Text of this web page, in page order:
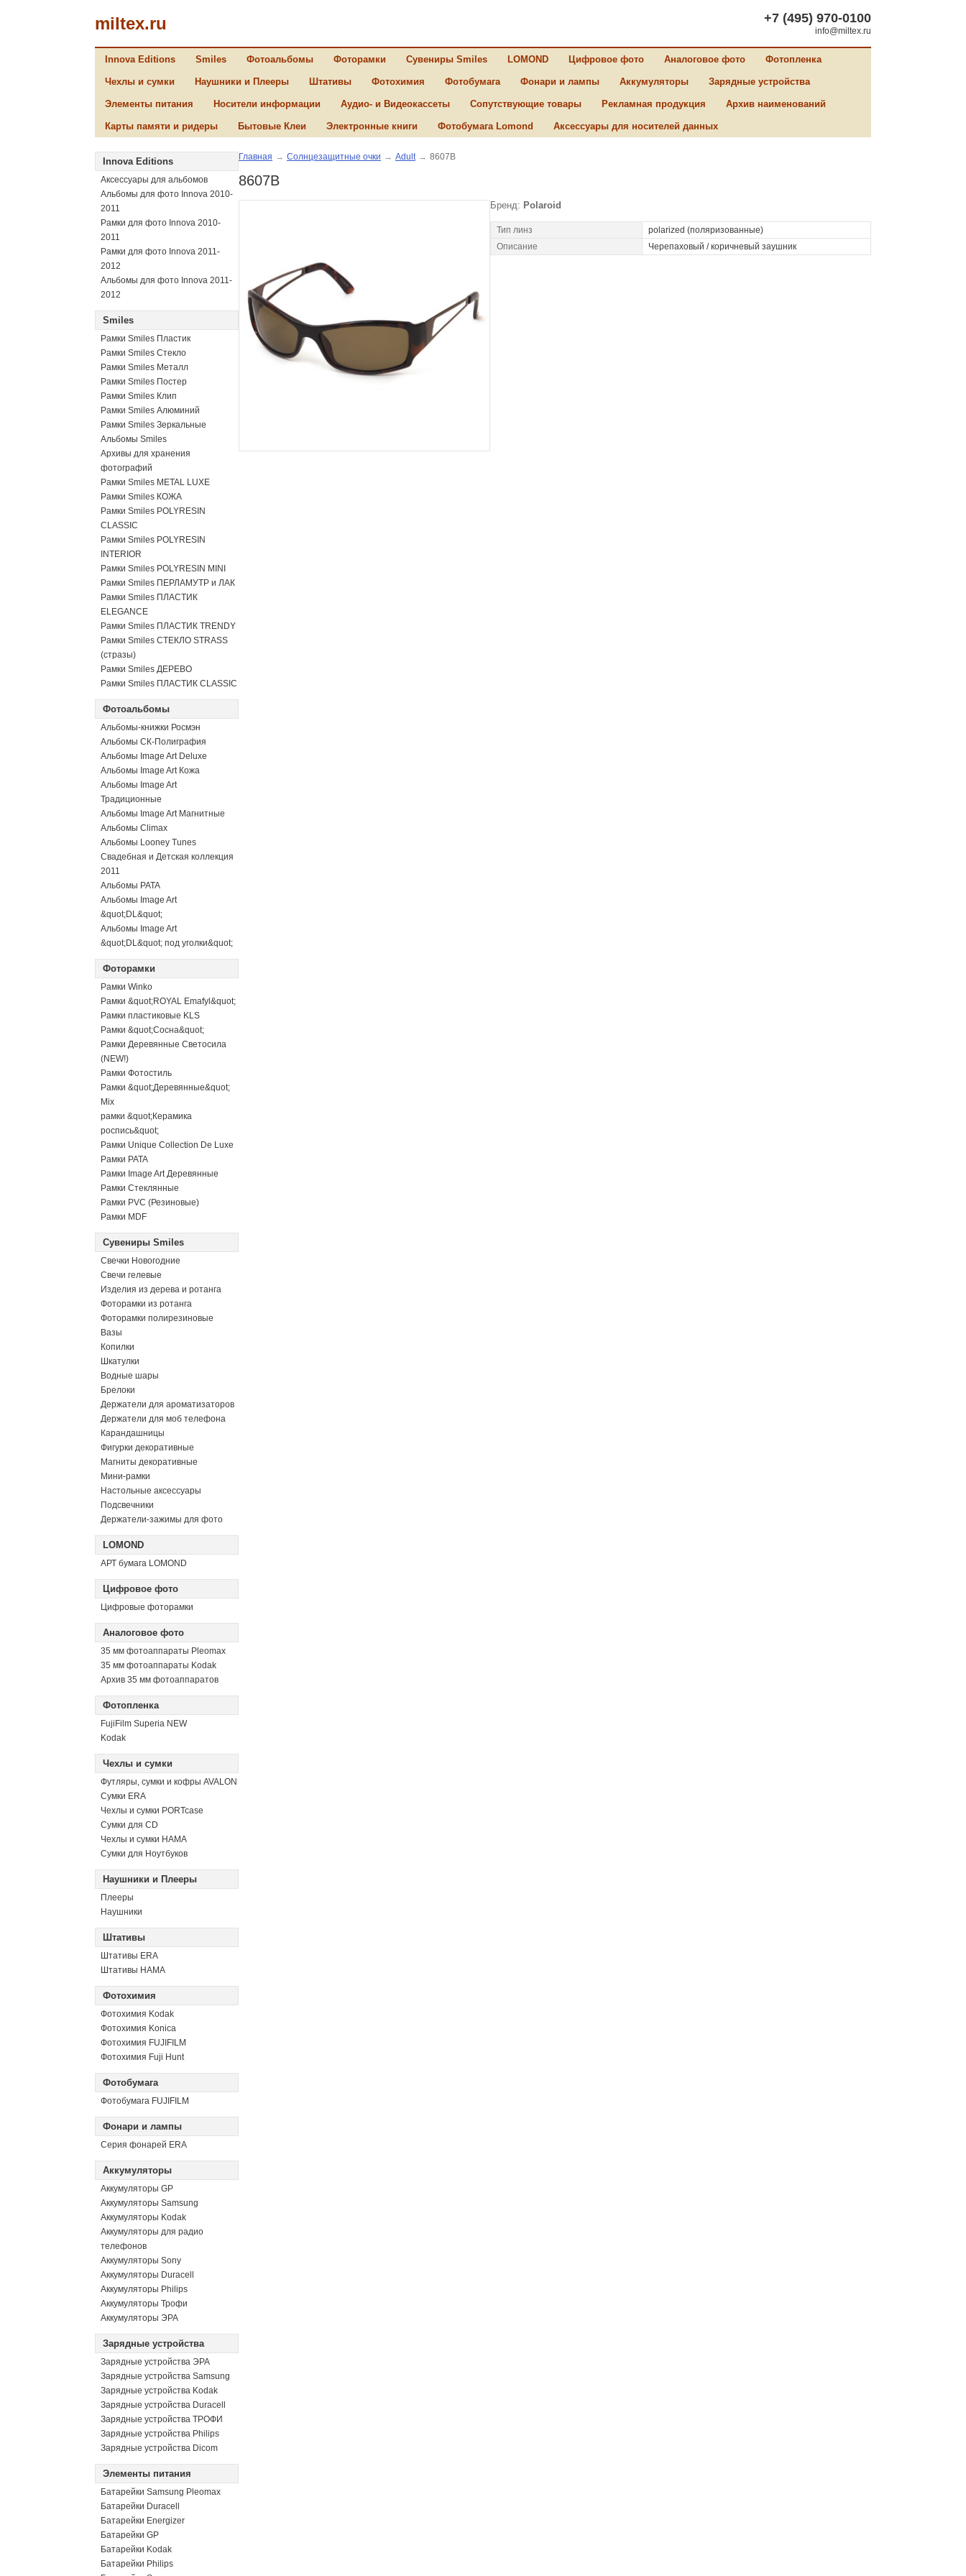
miltex.ru +7 (495) 970-0100
info@miltex.ru
Innova Editions Smiles Фотоальбомы Фоторамки Сувениры Smiles LOMOND Цифровое фото Аналоговое фото Фотопленка
Чехлы и сумки Наушники и Плееры Штативы Фотохимия Фотобумага Фонари и лампы Аккумуляторы Зарядные устройства
Элементы питания Носители информации Аудио- и Видеокассеты Сопутствующие товары Рекламная продукция Архив наименований
Карты памяти и ридеры Бытовые Клеи Электронные книги Фотобумага Lomond Аксессуары для носителей данных
Innova Editions
Аксессуары для альбомов
Альбомы для фото Innova 2010-
2011
Рамки для фото Innova 2010-
2011
Рамки для фото Innova 2011-
2012
Альбомы для фото Innova 2011-
2012
Smiles
Рамки Smiles Пластик
Рамки Smiles Стекло
Рамки Smiles Металл
Рамки Smiles Постер
Рамки Smiles Клип
Рамки Smiles Алюминий
Рамки Smiles Зеркальные
Альбомы Smiles
Архивы для хранения
фотографий
Рамки Smiles METAL LUXE
Рамки Smiles КОЖА
Рамки Smiles POLYRESIN
CLASSIC
Рамки Smiles POLYRESIN
INTERIOR
Рамки Smiles POLYRESIN MINI
Рамки Smiles ПЕРЛАМУТР и ЛАК
Рамки Smiles ПЛАСТИК
ELEGANCE
Рамки Smiles ПЛАСТИК TRENDY
Рамки Smiles СТЕКЛО STRASS
(стразы)
Рамки Smiles ДЕРЕВО
Рамки Smiles ПЛАСТИК CLASSIC
Фотоальбомы
Альбомы-книжки Росмэн
Альбомы СК-Полиграфия
Альбомы Image Art Deluxe
Альбомы Image Art Кожа
Альбомы Image Art
Традиционные
Альбомы Image Art Магнитные
Альбомы Climax
Альбомы Looney Tunes
Свадебная и Детская коллекция
2011
Альбомы PATA
Альбомы Image Art
&quot;DL&quot;
Альбомы Image Art
&quot;DL&quot; под уголки&quot;
Фоторамки
Рамки Winko
Рамки &quot;ROYAL Emafyl&quot;
Рамки пластиковые KLS
Рамки &quot;Сосна&quot;
Рамки Деревянные Светосила
(NEW!)
Рамки Фотостиль
Рамки &quot;Деревянные&quot;
Mix
рамки &quot;Керамика
роспись&quot;
Рамки Unique Collection De Luxe
Рамки PATA
Рамки Image Art Деревянные
Рамки Стеклянные
Рамки PVC (Резиновые)
Рамки MDF
Сувениры Smiles
Свечки Новогодние
Свечи гелевые
Изделия из дерева и ротанга
Фоторамки из ротанга
Фоторамки полирезиновые
Вазы
Копилки
Шкатулки
Водные шары
Брелоки
Держатели для ароматизаторов
Держатели для моб телефона
Карандашницы
Фигурки декоративные
Магниты декоративные
Мини-рамки
Настольные аксессуары
Подсвечники
Держатели-зажимы для фото
LOMOND
АРТ бумага LOMOND
Цифровое фото
Цифровые фоторамки
Аналоговое фото
35 мм фотоаппараты Pleomax
35 мм фотоаппараты Kodak
Архив 35 мм фотоаппаратов
Фотопленка
FujiFilm Superia NEW
Kodak
Чехлы и сумки
Футляры, сумки и кофры AVALON
Сумки ERA
Чехлы и сумки PORTcase
Сумки для CD
Чехлы и сумки HAMA
Сумки для Ноутбуков
Наушники и Плееры
Плееры
Наушники
Штативы
Штативы ERA
Штативы HAMA
Фотохимия
Фотохимия Kodak
Фотохимия Konica
Фотохимия FUJIFILM
Фотохимия Fuji Hunt
Фотобумага
Фотобумага FUJIFILM
Фонари и лампы
Серия фонарей ERA
Аккумуляторы
Аккумуляторы GP
Аккумуляторы Samsung
Аккумуляторы Kodak
Аккумуляторы для радио
телефонов
Аккумуляторы Sony
Аккумуляторы Duracell
Аккумуляторы Philips
Аккумуляторы Трофи
Аккумуляторы ЭРА
Зарядные устройства
Зарядные устройства ЭРА
Зарядные устройства Samsung
Зарядные устройства Kodak
Зарядные устройства Duracell
Зарядные устройства ТРОФИ
Зарядные устройства Philips
Зарядные устройства Dicom
Элементы питания
Батарейки Samsung Pleomax
Батарейки Duracell
Батарейки Energizer
Батарейки GP
Батарейки Kodak
Батарейки Philips
Главная → Солнцезащитные очки → Adult → 8607B
8607B
Бренд: Polaroid
Тип линз
polarized (поляризованные)
Описание
Черепаховый / коричневый заушник